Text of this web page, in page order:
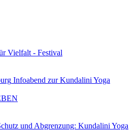
Vielfalt - Festival
Infoabend zur Kundalini Yoga
und Abgrenzung: Kundalini Yoga